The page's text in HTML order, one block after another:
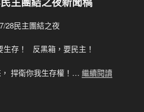
7/28民主團結之夜
生存！ 反黑箱，要民主！
捍衛你我生存權！… 繼續閱讀